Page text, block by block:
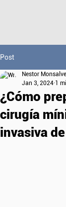
Post
¿Cómo
cirugía
invasiva
Nestor
Jan 3, 2024 1